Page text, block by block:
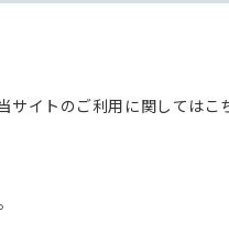
イトのご利用に関してはこ